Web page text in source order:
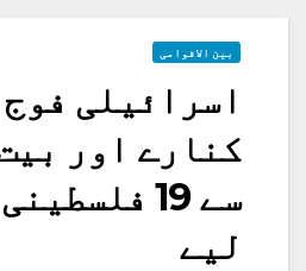
بین الاقوامی
اسرائیلی
کنارے اور
سے 19
لیے